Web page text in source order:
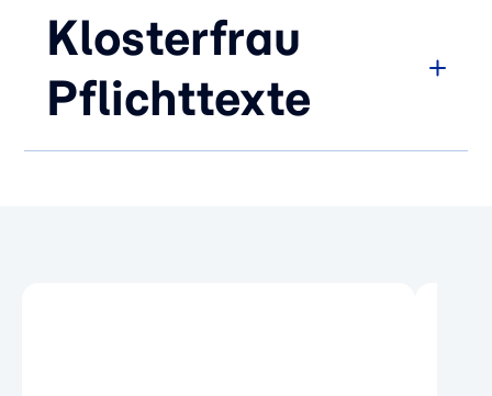
Klosterfrau
Pflichttexte